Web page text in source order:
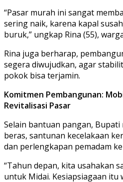
“Pasar murah ini sangat
sering naik, karena kapal
buruk,” ungkap Rina (55),
Rina juga berharap,
segera diwujudkan, agar
pokok bisa terjamin.
Komitmen Pembangunan:
Revitalisasi Pasar
Selain bantuan pangan,
beras, santunan kecelakaan
dan perlengkapan pemadam
“Tahun depan, kita usahakan
untuk Midai. Kesiapsiagaan